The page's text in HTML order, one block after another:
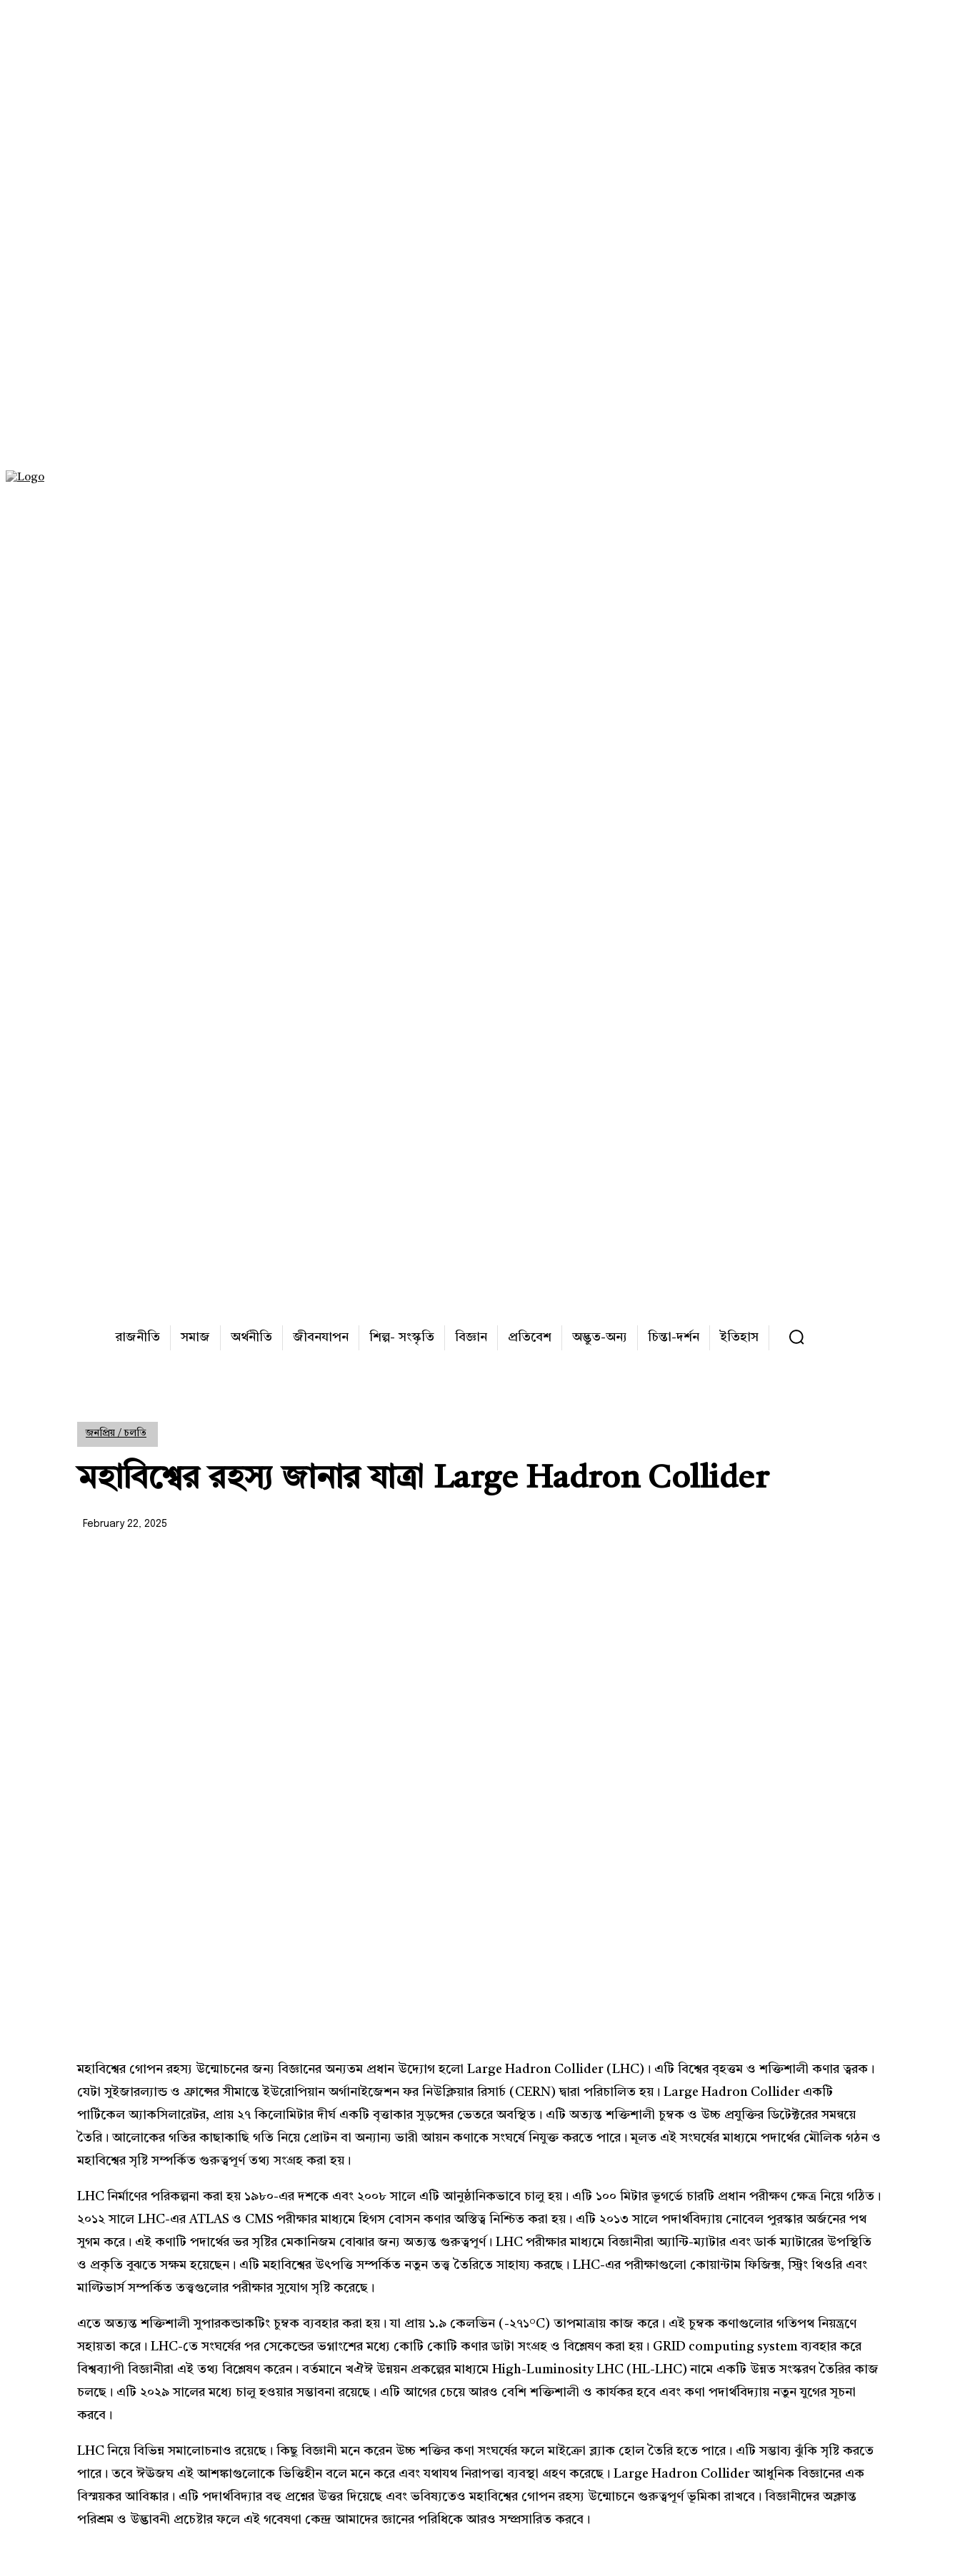
রাজনীতি সমাজ অর্থনীতি জীবনযাপন শিল্প- সংস্কৃতি বিজ্ঞান প্রতিবেশ অদ্ভুত-অন্য চিন্তা-দর্শন ইতিহাস
জনপ্রিয় / চলতি
মহাবিশ্বের রহস্য জানার যাত্রা Large Hadron Collider
February 22, 2025
মহাবিশ্বের গোপন রহস্য উন্মোচনের জন্য বিজ্ঞানের অন্যতম প্রধান উদ্যোগ হলো Large Hadron Collider (LHC)। এটি বিশ্বের বৃহত্তম ও শক্তিশালী কণার ত্বরক।
যেটা সুইজারল্যান্ড ও ফ্রান্সের সীমান্তে ইউরোপিয়ান অর্গানাইজেশন ফর নিউক্লিয়ার রিসার্চ (CERN) দ্বারা পরিচালিত হয়। Large Hadron Collider একটি
পার্টিকেল অ্যাকসিলারেটর, প্রায় ২৭ কিলোমিটার দীর্ঘ একটি বৃত্তাকার সুড়ঙ্গের ভেতরে অবস্থিত। এটি অত্যন্ত শক্তিশালী চুম্বক ও উচ্চ প্রযুক্তির ডিটেক্টরের সমন্বয়ে
তৈরি। আলোকের গতির কাছাকাছি গতি নিয়ে প্রোটন বা অন্যান্য ভারী আয়ন কণাকে সংঘর্ষে নিযুক্ত করতে পারে। মূলত এই সংঘর্ষের মাধ্যমে পদার্থের মৌলিক গঠন ও
মহাবিশ্বের সৃষ্টি সম্পর্কিত গুরুত্বপূর্ণ তথ্য সংগ্রহ করা হয়।
LHC নির্মাণের পরিকল্পনা করা হয় ১৯৮০-এর দশকে এবং ২০০৮ সালে এটি আনুষ্ঠানিকভাবে চালু হয়। এটি ১০০ মিটার ভূগর্ভে চারটি প্রধান পরীক্ষণ ক্ষেত্র নিয়ে গঠিত।
২০১২ সালে LHC-এর ATLAS ও CMS পরীক্ষার মাধ্যমে হিগস বোসন কণার অস্তিত্ব নিশ্চিত করা হয়। এটি ২০১৩ সালে পদার্থবিদ্যায় নোবেল পুরস্কার অর্জনের পথ
সুগম করে। এই কণাটি পদার্থের ভর সৃষ্টির মেকানিজম বোঝার জন্য অত্যন্ত গুরুত্বপূর্ণ। LHC পরীক্ষার মাধ্যমে বিজ্ঞানীরা অ্যান্টি-ম্যাটার এবং ডার্ক ম্যাটারের উপস্থিতি
ও প্রকৃতি বুঝতে সক্ষম হয়েছেন। এটি মহাবিশ্বের উৎপত্তি সম্পর্কিত নতুন তত্ত্ব তৈরিতে সাহায্য করছে। LHC-এর পরীক্ষাগুলো কোয়ান্টাম ফিজিক্স, স্ট্রিং থিওরি এবং
মাল্টিভার্স সম্পর্কিত তত্ত্বগুলোর পরীক্ষার সুযোগ সৃষ্টি করেছে।
এতে অত্যন্ত শক্তিশালী সুপারকন্ডাকটিং চুম্বক ব্যবহার করা হয়। যা প্রায় ১.৯ কেলভিন (-২৭১°C) তাপমাত্রায় কাজ করে। এই চুম্বক কণাগুলোর গতিপথ নিয়ন্ত্রণে
সহায়তা করে। LHC-তে সংঘর্ষের পর সেকেন্ডের ভগ্নাংশের মধ্যে কোটি কোটি কণার ডাটা সংগ্রহ ও বিশ্লেষণ করা হয়। GRID computing system ব্যবহার করে
বিশ্বব্যাপী বিজ্ঞানীরা এই তথ্য বিশ্লেষণ করেন। বর্তমানে খঐঈ উন্নয়ন প্রকল্পের মাধ্যমে High-Luminosity LHC (HL-LHC) নামে একটি উন্নত সংস্করণ তৈরির কাজ
চলছে। এটি ২০২৯ সালের মধ্যে চালু হওয়ার সম্ভাবনা রয়েছে। এটি আগের চেয়ে আরও বেশি শক্তিশালী ও কার্যকর হবে এবং কণা পদার্থবিদ্যায় নতুন যুগের সূচনা
করবে।
LHC নিয়ে বিভিন্ন সমালোচনাও রয়েছে। কিছু বিজ্ঞানী মনে করেন উচ্চ শক্তির কণা সংঘর্ষের ফলে মাইক্রো ব্ল‍্যাক হোল তৈরি হতে পারে। এটি সম্ভাব্য ঝুঁকি সৃষ্টি করতে
পারে। তবে ঈঊজঘ এই আশঙ্কাগুলোকে ভিত্তিহীন বলে মনে করে এবং যথাযথ নিরাপত্তা ব্যবস্থা গ্রহণ করেছে। Large Hadron Collider আধুনিক বিজ্ঞানের এক
বিস্ময়কর আবিষ্কার। এটি পদার্থবিদ্যার বহু প্রশ্নের উত্তর দিয়েছে এবং ভবিষ্যতেও মহাবিশ্বের গোপন রহস্য উন্মোচনে গুরুত্বপূর্ণ ভূমিকা রাখবে। বিজ্ঞানীদের অক্লান্ত
পরিশ্রম ও উদ্ভাবনী প্রচেষ্টার ফলে এই গবেষণা কেন্দ্র আমাদের জ্ঞানের পরিধিকে আরও সম্প্রসারিত করবে।